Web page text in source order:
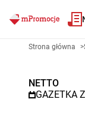
Gazetka
Strona główna >
NETTO
GAZETKA